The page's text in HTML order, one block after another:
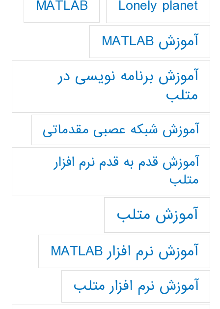
Lonely planet
MATLAB
آموزش MATLAB
آموزش برنامه نویسی در
متلب
آموزش شبکه عصبی مقدماتی
آموزش قدم به قدم نرم افزار
متلب
آموزش متلب
آموزش نرم افزار MATLAB
آموزش نرم افزار متلب